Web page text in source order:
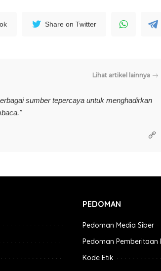
Share on Twitter
Lihat artikel lainnya
sumber tepercaya untuk menghadirkan
PEDOMAN
Pedoman Media Siber
Pedoman Pemberitaan
Kode Etik